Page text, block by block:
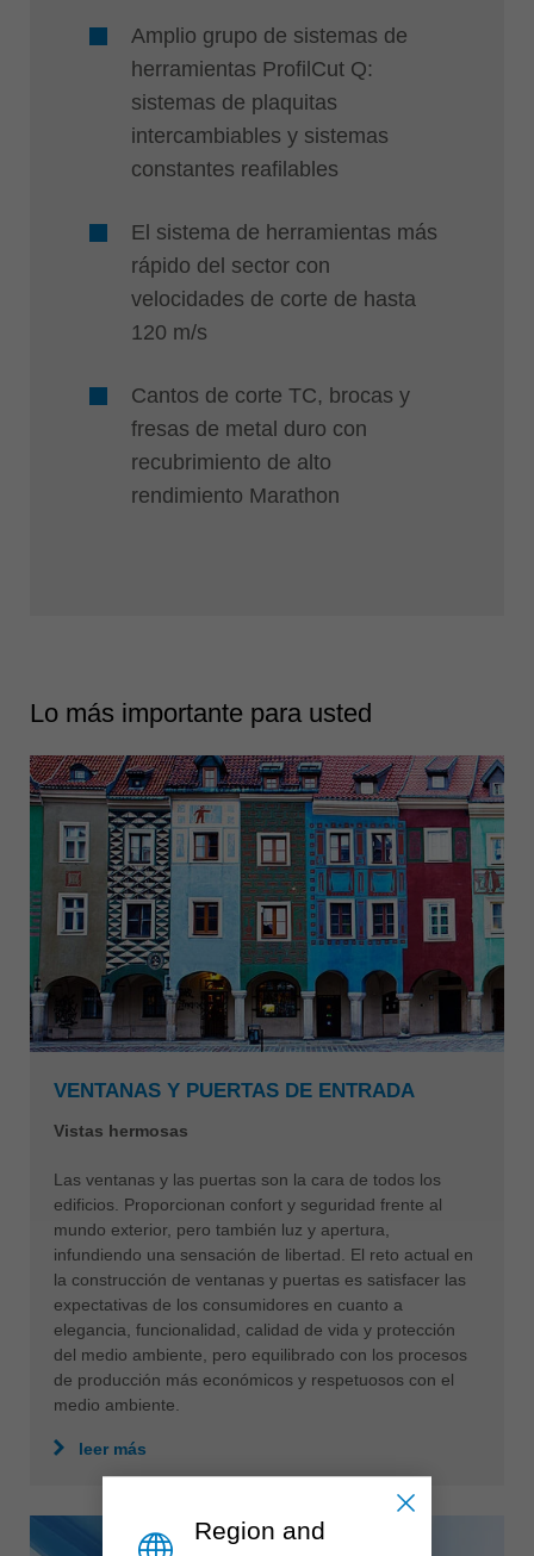
Amplio grupo de sistemas de
herramientas ProfilCut Q:
sistemas de plaquitas
intercambiables y sistemas
constantes reafilables
El sistema de herramientas más
rápido del sector con
velocidades de corte de hasta
120 m/s
Cantos de corte TC, brocas y
fresas de metal duro con
recubrimiento de alto
rendimiento Marathon
Lo más importante para usted
VENTANAS Y PUERTAS DE ENTRADA
Vistas hermosas
Las ventanas y las puertas son la cara de todos los
edificios. Proporcionan confort y seguridad frente al
mundo exterior, pero también luz y apertura,
infundiendo una sensación de libertad. El reto actual en
la construcción de ventanas y puertas es satisfacer las
expectativas de los consumidores en cuanto a
elegancia, funcionalidad, calidad de vida y protección
del medio ambiente, pero equilibrado con los procesos
de producción más económicos y respetuosos con el
medio ambiente.
leer más
Region and